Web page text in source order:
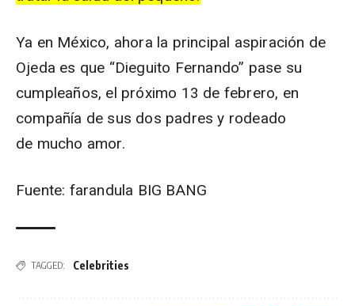
Ya en México, ahora la principal aspiración de
Ojeda es que “Dieguito Fernando” pase su
cumpleaños, el próximo 13 de febrero, en
compañía de sus dos padres y rodeado
de mucho amor.
Fuente: farandula BIG BANG
TAGGED: Celebrities